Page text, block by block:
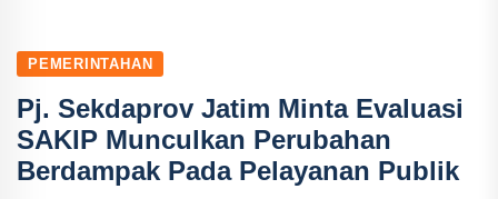
PEMERINTAHAN
Pj. Sekdaprov Jatim Minta Evaluasi
SAKIP Munculkan Perubahan
Berdampak Pada Pelayanan Publik